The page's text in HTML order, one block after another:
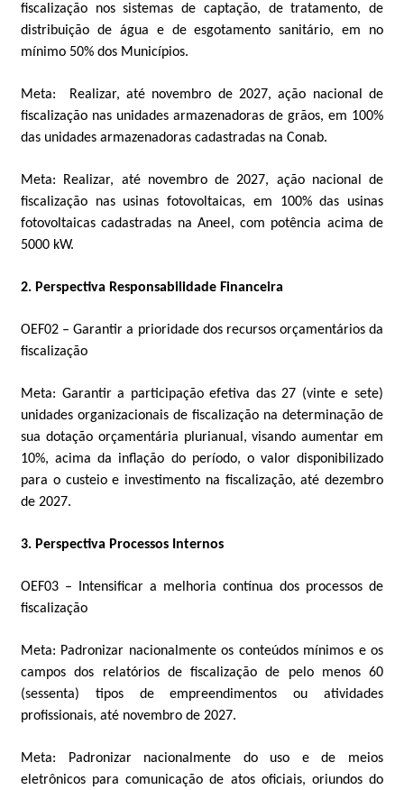
fiscalização nos sistemas de captação, de tratamento, de
distribuição de água e de esgotamento sanitário, em no
mínimo 50% dos Municípios.
Meta: Realizar, até novembro de 2027, ação nacional de
fiscalização nas unidades armazenadoras de grãos, em 100%
das unidades armazenadoras cadastradas na Conab.
Meta: Realizar, até novembro de 2027, ação nacional de
fiscalização nas usinas fotovoltaicas, em 100% das usinas
fotovoltaicas cadastradas na Aneel, com potência acima de
5000 kW.
2. Perspectiva Responsabilidade Financeira
OEF02 – Garantir a prioridade dos recursos orçamentários da
fiscalização
Meta: Garantir a participação efetiva das 27 (vinte e sete)
unidades organizacionais de fiscalização na determinação de
sua dotação orçamentária plurianual, visando aumentar em
10%, acima da inflação do período, o valor disponibilizado
para o custeio e investimento na fiscalização, até dezembro
de 2027.
3. Perspectiva Processos Internos
OEF03 – Intensificar a melhoria contínua dos processos de
fiscalização
Meta: Padronizar nacionalmente os conteúdos mínimos e os
campos dos relatórios de fiscalização de pelo menos 60
(sessenta) tipos de empreendimentos ou atividades
profissionais, até novembro de 2027.
Meta: Padronizar nacionalmente do uso e de meios
eletrônicos para comunicação de atos oficiais, oriundos do